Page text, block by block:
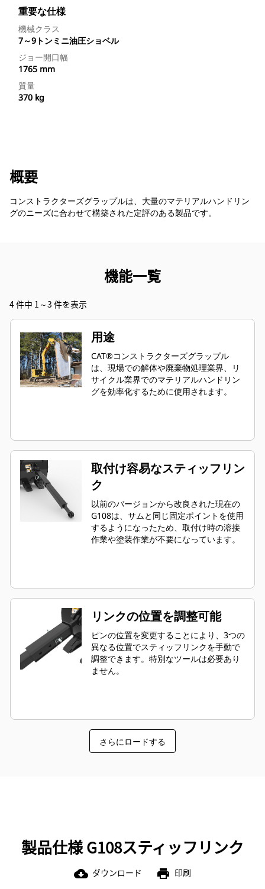
重要な仕様
機械クラス
7～9トンミニ油圧ショベル
ジョー開口幅
1765 mm
質量
370 kg
概要
コンストラクターズグラップルは、大量のマテリアルハンドリン
グのニーズに合わせて構築された定評のある製品です。
機能一覧
4 件中 1～3 件を表示
用途
CAT®コンストラクターズグラップル
は、現場での解体や廃棄物処理業界、リ
サイクル業界でのマテリアルハンドリン
グを効率化するために使用されます。
取付け容易なスティッフリン
ク
以前のバージョンから改良された現在の
G108は、サムと同じ固定ポイントを使用
するようになったため、取付け時の溶接
作業や塗装作業が不要になっています。
リンクの位置を調整可能
ピンの位置を変更することにより、3つの
異なる位置でスティッフリンクを手動で
調整できます。特別なツールは必要あり
ません。
さらにロードする
製品仕様 G108スティッフリンク
cloud_download ダウンロード print 印刷